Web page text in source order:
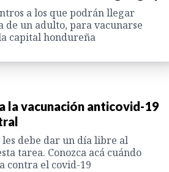
a los que podrán llegar
de un adulto, para vacunarse
capital hondureña
la vacunación anticovid-19
les debe dar un día libre al
tarea. Conozca acá cuándo
contra el covid-19